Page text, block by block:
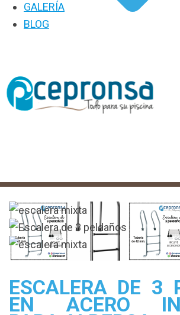
GALERÍA
BLOG
PRODUCTOS
ESCALERA DE 3
EN ACERO